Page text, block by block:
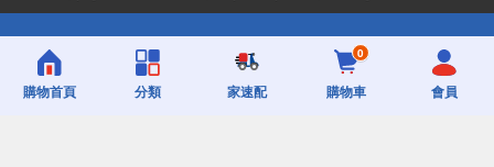
購物首頁 分類 家速配
0
購物車 會員